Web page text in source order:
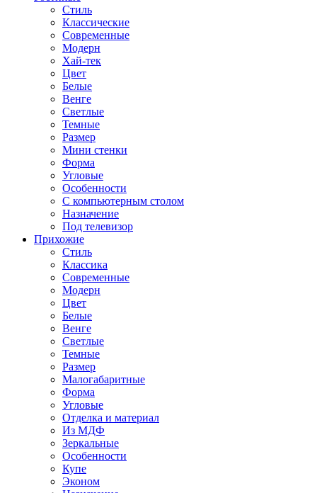
Стиль
Классические
Современные
Модерн
Хай-тек
Цвет
Белые
Венге
Светлые
Темные
Размер
Мини стенки
Форма
Угловые
Особенности
С компьютерным столом
Назначение
Под телевизор
Прихожие
Стиль
Классика
Современные
Модерн
Цвет
Белые
Венге
Светлые
Темные
Размер
Малогабаритные
Форма
Угловые
Отделка и материал
Из МДФ
Зеркальные
Особенности
Купе
Эконом